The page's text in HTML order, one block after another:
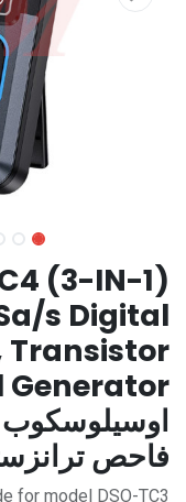
(3-IN-1)
s Digital
Transistor
Generator
فاحص
for model DSO-TC3